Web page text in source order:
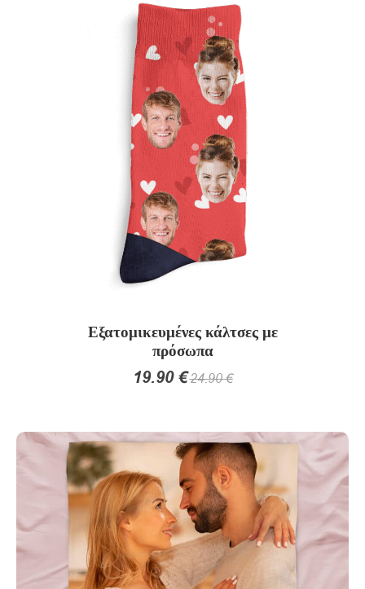
Εξατομικευμένες κάλτσες με
πρόσωπα
19.90€24.90€
το
προϊόν
έχει
πολλαπλές
παραλλαγές.
Οι
επιλογές
μπορούν